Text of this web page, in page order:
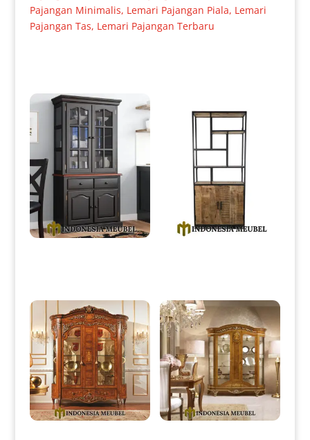
Pajangan Minimalis, Lemari Pajangan Piala, Lemari
Pajangan Tas, Lemari Pajangan Terbaru